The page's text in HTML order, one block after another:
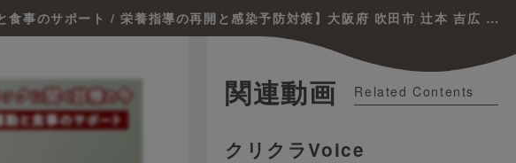
【透析患者の運動と食事のサポート / 栄養指導の再開と感染予防対策】大阪府 吹田市 辻󠄀本 吉広 先生
関連動画 Related Contents
クリクラVoice